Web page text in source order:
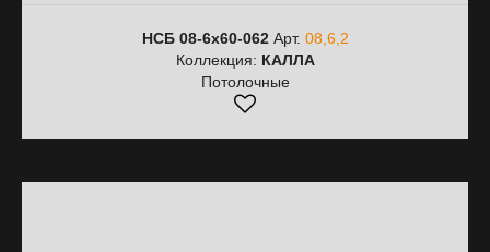
НСБ 08-6х60-062Арт. 08,6,2
Коллекция: КАЛЛА
Потолочные